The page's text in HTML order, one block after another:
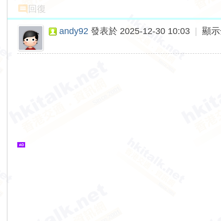
回復
andy92 發表於 2025-12-30 10:03 顯